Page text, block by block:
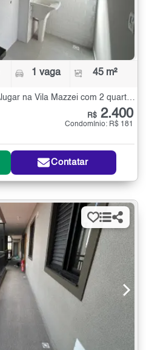
1 vaga 45 m²
Condomínio Fechado para Alugar na Vila Mazzei com 2 quartos - 45 m²
R$ 2.400
Condomínio: R$ 181
Contatar